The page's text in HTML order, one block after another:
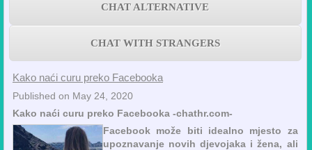
CHAT ALTERNATIVE
CHAT WITH STRANGERS
Kako naći curu preko Facebooka
Published on May 24, 2020
Kako naći curu preko Facebooka -chathr.com-
Facebook može biti idealno mjesto za
upoznavanje novih djevojaka i žena, ali